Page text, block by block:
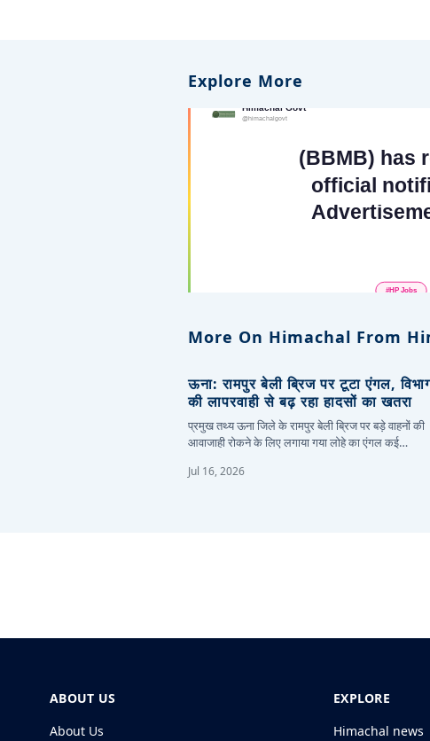
Explore More
More On Himachal From
ऊना: रामपुर बेली ब्रिज पर टूटा एंगल,
की लापरवाही से बढ़ रहा हादसों का खतरा
प्रमुख तथ्य ऊना जिले के रामपुर बेली ब्रिज पर बड़े वाहनों की
आवाजाही रोकने के लिए लगाया गया लोहे का एंगल कई…
Jul 16, 2026
ABOUT US
About Us
EXPLORE
Himachal news